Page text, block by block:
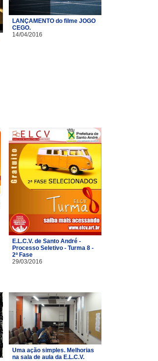
LANÇAMENTO do filme JOGO
CEGO.
14/04/2016
E.L.C.V. de Santo André -
Processo Seletivo - Turma 8 -
2ª Fase
29/03/2016
Uma ação simples. Melhorias
na sala de aula da E.L.C.V.